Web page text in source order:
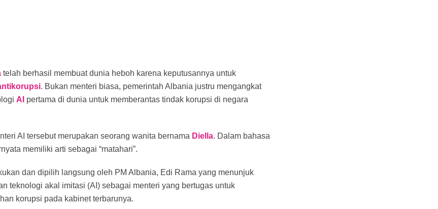
telah berhasil membuat dunia heboh karena keputusannya untuk
. Bukan menteri biasa, pemerintah Albania justru mengangkat
AI pertama di dunia untuk memberantas tindak korupsi di negara
AI tersebut merupakan seorang wanita bernama Diella. Dalam bahasa
memiliki arti sebagai “matahari”.
dan dipilih langsung oleh PM Albania, Edi Rama yang menunjuk
teknologi akal imitasi (AI) sebagai menteri yang bertugas untuk
korupsi pada kabinet terbarunya.